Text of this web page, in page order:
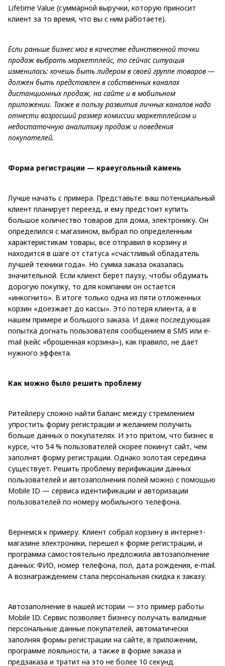
Lifetime Value (суммарной выручки, которую приносит
клиент за то время, что вы с ним работаете).
Если раньше бизнес мог в качестве единственной точки
продаж выбрать маркетплейс, то сейчас ситуация
изменилась: хочешь быть лидером в своей группе товаров —
должен быть представлен в собственных каналах
дистанционных продаж, на сайте и в мобильном
приложении. Также в пользу развития личных каналов надо
отнести возросший размер комиссии маркетплейсам и
недостаточную аналитику продаж и поведения
покупателей.
Форма регистрации — краеугольный камень
Лучше начать с примера. Представьте: ваш потенциальный
клиент планирует переезд, и ему предстоит купить
большое количество товаров для дома, электронику. Он
определился с магазином, выбрал по определенным
характеристикам товары, все отправил в корзину и
находится в шаге от статуса «счастливый обладатель
лучшей техники года». Но сумма заказа оказалась
значительной. Если клиент берет паузу, чтобы обдумать
дорогую покупку, то для компании он остается
«инкогнито». В итоге только одна из пяти отложенных
корзин «доезжает до кассы». Это потеря клиента, а в
нашем примере и большого заказа. И даже последующая
попытка догнать пользователя сообщением в SMS или e-
mail (кейс «брошенная корзина»), как правило, не дает
нужного эффекта.
Как можно было решить проблему
Ритейлеру сложно найти баланс между стремлением
упростить форму регистрации и желанием получить
больше данных о покупателях. И это притом, что бизнес в
курсе, что 54 % пользователей скорее покинут сайт, чем
заполнят форму регистрации. Однако золотая середина
существует. Решить проблему верификации данных
пользователей и автозаполнения полей можно с помощью
Mobile ID — сервиса идентификации и авторизации
пользователей по номеру мобильного телефона.
Вернемся к примеру. Клиент собрал корзину в интернет-
магазине электроники, перешел к форме регистрации, и
программа самостоятельно предложила автозаполнение
данных: ФИО, номер телефона, пол, дата рождения, e-mail.
А вознаграждением стала персональная скидка к заказу.
Автозаполнение в нашей истории — это пример работы
Mobile ID. Сервис позволяет бизнесу получать валидные
персональные данные покупателей, автоматически
заполняя формы регистрации на сайте, в приложении,
программе лояльности, а также в форме заказа и
предзаказа и тратит на это не более 10 секунд.